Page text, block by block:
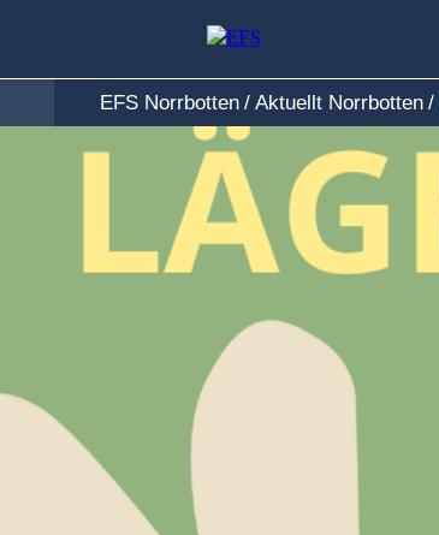
EFS Norrbotten / Aktuellt Norrbotten /